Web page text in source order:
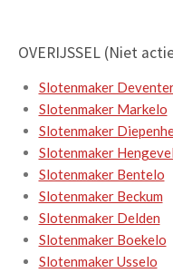
OVERIJSSEL (Niet
Slotenmaker
Slotenmaker Markelo
Slotenmaker
Slotenmaker
Slotenmaker Bentelo
Slotenmaker Beckum
Slotenmaker Delden
Slotenmaker Boekelo
Slotenmaker Usselo